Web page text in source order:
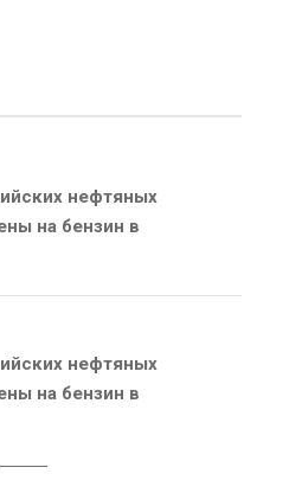
нефтяных
на бензин в
нефтяных
на бензин в